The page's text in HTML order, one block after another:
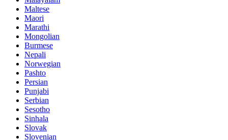
Maltese
Maori
Marathi
Mongolian
Burmese
Nepali
Norwegian
Pashto
Persian
Punjabi
Serbian
Sesotho
Sinhala
Slovak
Slovenian